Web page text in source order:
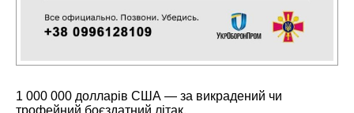
1 000 000 долларів США — за викрадений чи
трофейний боєздатний літак.